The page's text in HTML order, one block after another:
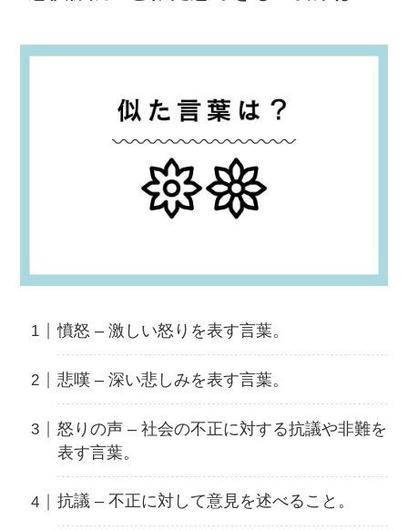
憤怒 – 激しい怒りを表す言葉。
悲嘆 – 深い悲しみを表す言葉。
怒りの声 – 社会の不正に対する抗議や非難を
表す言葉。
抗議 – 不正に対して意見を述べること。